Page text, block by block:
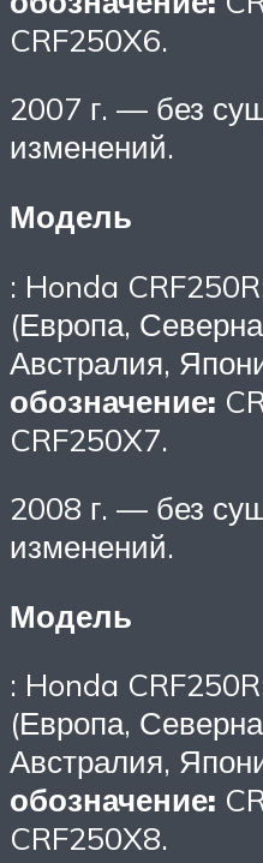
CRF250X6.
2007 г. — без
изменений.
Модель
: Honda
(Европа,
Австралия,
обозначение:
CRF250X7.
2008 г. — без
изменений.
Модель
: Honda
(Европа,
Австралия,
обозначение:
CRF250X8.